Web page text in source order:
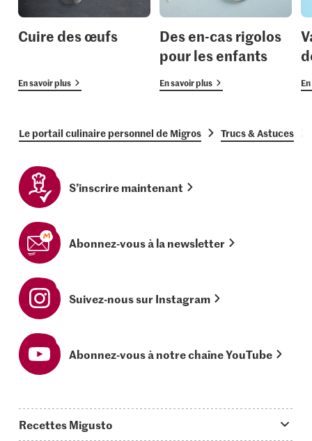
Cuire des œufs
En savoir plus
Des en-cas rigolos
pour les enfants
En savoir plus
Le portail culinaire personnel de Migros Trucs & Astuces
S’inscrire maintenant
Abonnez-vous à la newsletter
Suivez-nous sur Instagram
Abonnez-vous à notre chaîne YouTube
Recettes Migusto